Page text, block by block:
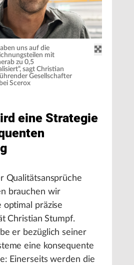
uns auf die
mit
zu 0,5
sagt Christian
Gesellschafter
Scerox
eine Strategie
Qualitätsansprüche
brauchen wir
optimal präzise
Christian Stumpf.
er bezüglich seiner
eine konsequente
Einerseits werden die